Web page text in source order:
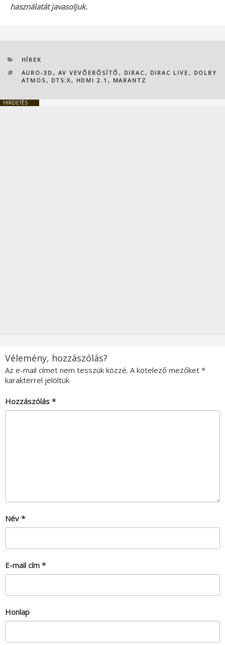
használatát javasoljuk.
KATEGÓRIÁK
HÍREK
CÍMKÉK
AURO-3D , AV VEVŐERŐSÍTŐ , DIRAC, DIRAC LIVE , DOLBY
ATMOS, DTS:X, HDMI 2.1 , MARANTZ
HIRDETÉS
Vélemény, hozzászólás?
Az e-mail címet nem tesszük közzé. A kötelező mezőket *
karakterrel jelöltük
Hozzászólás *
Név *
E-mail cím *
Honlap